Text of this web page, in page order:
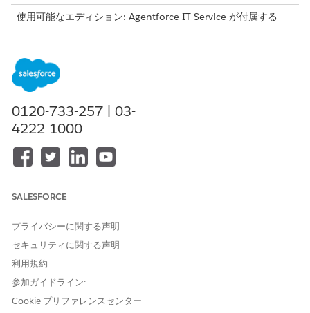
使用可能なエディション: Agentforce IT Service が付属する
このテンプレートでは、正確かつ監査可能な履行のために重要な
ユーザーの詳細を取得するサービス要求レコードが作成されま
受入属性
このテンプレートの受入フォームでは、従業員から次の詳細を取
得します。
録メールアドレス。
自動履行
行フローが含まれます。Flow Builder でこのフローを拡張して、
自動マネージャー承認や在庫確認などのカスタムロジックを含め
ることができます。
0120-733-257 | 03-
4222-1000
SALESFORCE
プライバシーに関する声明
セキュリティに関する声明
利用規約
参加ガイドライン:
Cookie プリファレンスセンター